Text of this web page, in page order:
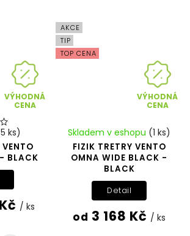
VÝHODNÁ
CENA
VENTO
BLACK
ks)
/ ks
AKCE
TIP
TOP CENA
VÝHODNÁ
CENA
FIZIK TRETRY VENTO
OMNA WIDE BLACK -
BLACK
Skladem v eshopu (1 ks)
od 3 168 Kč / ks
Detail